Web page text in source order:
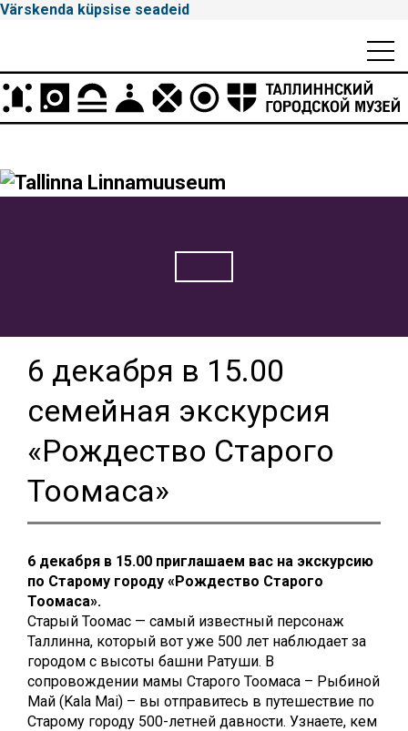
Värskenda küpsise seadeid
Peamenüü
6 декабря в 15.00
семейная экскурсия
«Рождество Старого
Тоомаса»
6 декабря в 15.00 приглашаем вас на экскурсию
по Старому городу «Рождество Старого
Тоомаса».
Старый Тоомас — самый известный персонаж
Таллинна, который вот уже 500 лет наблюдает за
городом с высоты башни Ратуши. В
сопровождении мамы Старого Тоомаса – Рыбиной
Май (Kala Mai) – вы отправитесь в путешествие по
Старому городу 500-летней давности. Узнаете, кем